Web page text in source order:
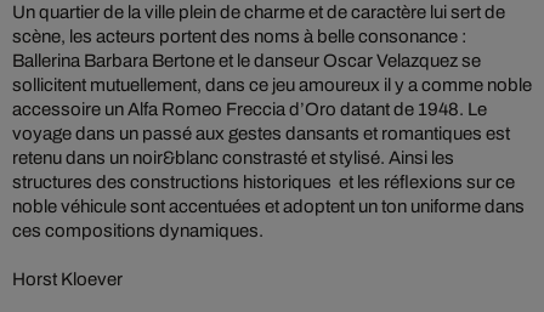
Un quartier de la ville plein de charme et de caractère lui sert de
scène, les acteurs portent des noms à belle consonance :
Ballerina Barbara Bertone et le danseur Oscar Velazquez se
sollicitent mutuellement, dans ce jeu amoureux il y a comme noble
accessoire un Alfa Romeo Freccia d’Oro datant de 1948. Le
voyage dans un passé aux gestes dansants et romantiques est
retenu dans un noir&blanc constrasté et stylisé. Ainsi les
structures des constructions historiques et les réflexions sur ce
noble véhicule sont accentuées et adoptent un ton uniforme dans
ces compositions dynamiques.
Horst Kloever